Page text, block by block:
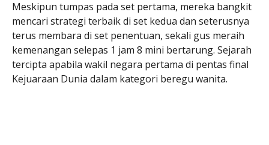
Meskipun tumpas pada set pertama, mereka bangkit
mencari strategi terbaik di set kedua dan seterusnya
terus membara di set penentuan, sekali gus meraih
kemenangan selepas 1 jam 8 mini bertarung. Sejarah
tercipta apabila wakil negara pertama di pentas final
Kejuaraan Dunia dalam kategori beregu wanita.